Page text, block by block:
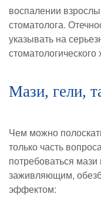
воспалении
стоматолога.
указывать на
стоматологического
Мази, гели,
Чем можно
только часть
потребоваться
заживляющим,
эффектом: